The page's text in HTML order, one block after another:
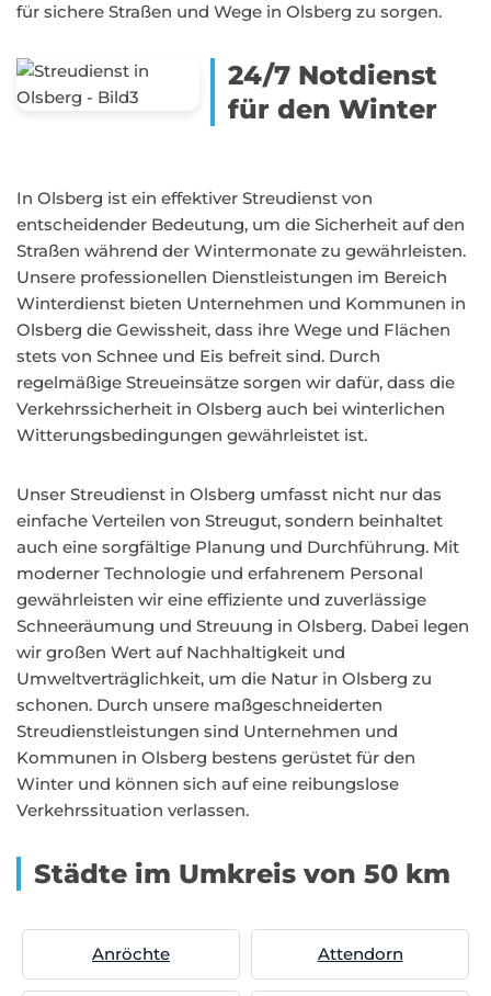
für sichere Straßen und Wege in Olsberg zu sorgen.
24/7 Notdienst
für den Winter
In Olsberg ist ein effektiver Streudienst von
entscheidender Bedeutung, um die Sicherheit auf den
Straßen während der Wintermonate zu gewährleisten.
Unsere professionellen Dienstleistungen im Bereich
Winterdienst bieten Unternehmen und Kommunen in
Olsberg die Gewissheit, dass ihre Wege und Flächen
stets von Schnee und Eis befreit sind. Durch
regelmäßige Streueinsätze sorgen wir dafür, dass die
Verkehrssicherheit in Olsberg auch bei winterlichen
Witterungsbedingungen gewährleistet ist.
Unser Streudienst in Olsberg umfasst nicht nur das
einfache Verteilen von Streugut, sondern beinhaltet
auch eine sorgfältige Planung und Durchführung. Mit
moderner Technologie und erfahrenem Personal
gewährleisten wir eine effiziente und zuverlässige
Schneeräumung und Streuung in Olsberg. Dabei legen
wir großen Wert auf Nachhaltigkeit und
Umweltverträglichkeit, um die Natur in Olsberg zu
schonen. Durch unsere maßgeschneiderten
Streudienstleistungen sind Unternehmen und
Kommunen in Olsberg bestens gerüstet für den
Winter und können sich auf eine reibungslose
Verkehrssituation verlassen.
Städte im Umkreis von 50 km
Anröchte Attendorn